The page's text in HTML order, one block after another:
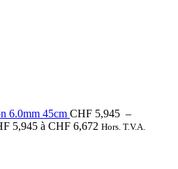
6.0mm 45cm CHF 5,945 –
5,945 à CHF 6,672 Hors. T.V.A.